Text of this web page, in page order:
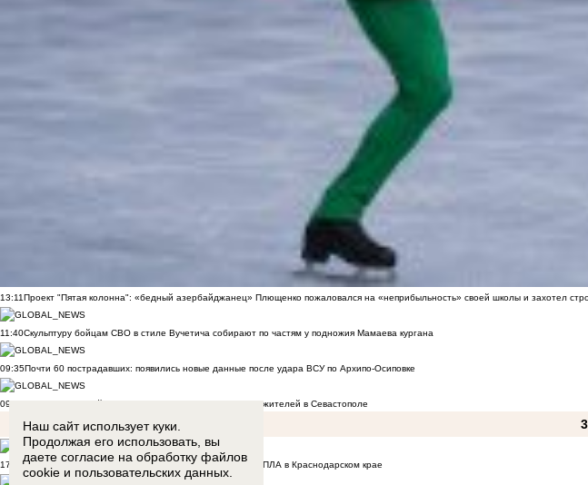
13:11Проект "Пятая колонна": «бедный азербайджанец» Плющенко пожаловался на «неприбыльность» своей школы и захотел
11:40Скульптуру бойцам СВО в стиле Вучетича собирают по частям у подножия Мамаева кургана
09:35Почти 60 пострадавших: появились новые данные после удара ВСУ по Архипо-Осиповке
09:27 Военнослужащий расстрелял сослуживцев и мирных жителей в Севастополе
17:50Двое малышей из Шахт погибли в результате атаки БПЛА в Краснодарском крае
Наш сайт использует куки.
Продолжая его использовать, вы
даете согласие на обработку файлов
cookie и пользовательских данных.